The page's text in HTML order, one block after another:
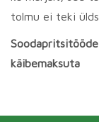
tolmu ei teki
käibemaksuta